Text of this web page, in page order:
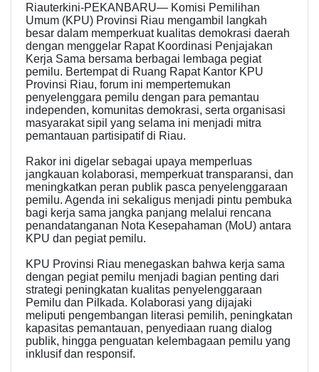
Riauterkini-PEKANBARU— Komisi Pemilihan
Umum (KPU) Provinsi Riau mengambil langkah
besar dalam memperkuat kualitas demokrasi daerah
dengan menggelar Rapat Koordinasi Penjajakan
Kerja Sama bersama berbagai lembaga pegiat
pemilu. Bertempat di Ruang Rapat Kantor KPU
Provinsi Riau, forum ini mempertemukan
penyelenggara pemilu dengan para pemantau
independen, komunitas demokrasi, serta organisasi
masyarakat sipil yang selama ini menjadi mitra
pemantauan partisipatif di Riau.
Rakor ini digelar sebagai upaya memperluas
jangkauan kolaborasi, memperkuat transparansi, dan
meningkatkan peran publik pasca penyelenggaraan
pemilu. Agenda ini sekaligus menjadi pintu pembuka
bagi kerja sama jangka panjang melalui rencana
penandatanganan Nota Kesepahaman (MoU) antara
KPU dan pegiat pemilu.
KPU Provinsi Riau menegaskan bahwa kerja sama
dengan pegiat pemilu menjadi bagian penting dari
strategi peningkatan kualitas penyelenggaraan
Pemilu dan Pilkada. Kolaborasi yang dijajaki
meliputi pengembangan literasi pemilih, peningkatan
kapasitas pemantauan, penyediaan ruang dialog
publik, hingga penguatan kelembagaan pemilu yang
inklusif dan responsif.